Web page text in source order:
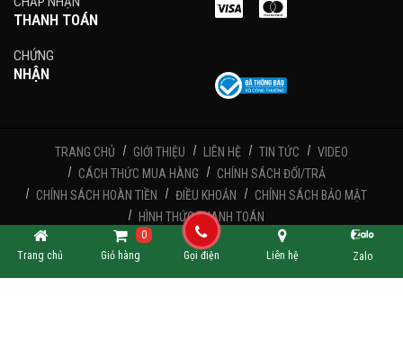
THANH TOÁN
CHỨNG
NHẬN
TRANG CHỦ GIỚI THIỆU LIÊN HỆ TIN TỨC
VIDEO
CÁCH THỨC MUA HÀNG
CHÍNH SÁCH ĐỔI/TRẢ
CHÍNH SÁCH HOÀN TIỀN
ĐIỀU KHOẢN
CHÍNH SÁCH BẢO MẬT
HÌNH THỨC THANH TOÁN
Trang chủ Giỏ hàng
0
Gọi điện
Liên hệ Zalo